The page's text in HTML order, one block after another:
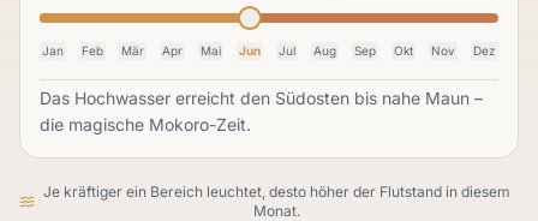
Jan Feb Mär Apr Mai Jun Jul Aug Sep Okt Nov Dez
Das Hochwasser erreicht den Südosten bis nahe Maun –
die magische Mokoro-Zeit.
Je kräftiger ein Bereich leuchtet, desto höher der Flutstand in diesem
Monat.